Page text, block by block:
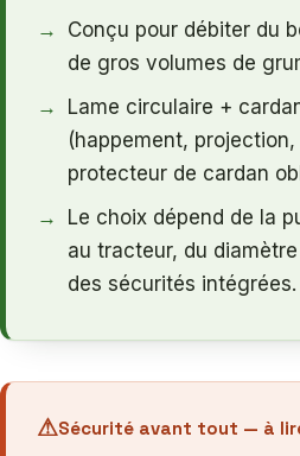
Conçu pour débiter du
de gros volumes de
Lame circulaire +
(happement,
protecteur de cardan
Le choix dépend de la
au tracteur, du
des sécurités intégrées.
Sécurité avant tout — à